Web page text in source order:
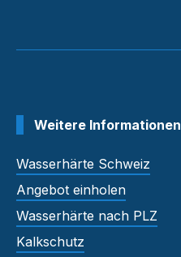
Weitere Informationen
Wasserhärte Schweiz
Angebot einholen
Wasserhärte nach PLZ
Kalkschutz